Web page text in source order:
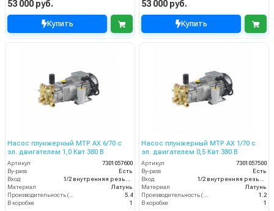
53 000 руб.
Купить
53 000 руб.
Купить
Насос плунжерный MTP AX 6/70 с
эл. двигателем 1,0 Квт 380 В
Артикул
7301057600
By-pass
Есть
Вход
Материал
Латунь
5.4
В коробке
1
Насос плунжерный MTP AX 1/70 с
эл. двигателем 0,5 Квт 380 В
Артикул
7301057500
By-pass
Есть
Вход
Материал
Латунь
1.2
В коробке
1